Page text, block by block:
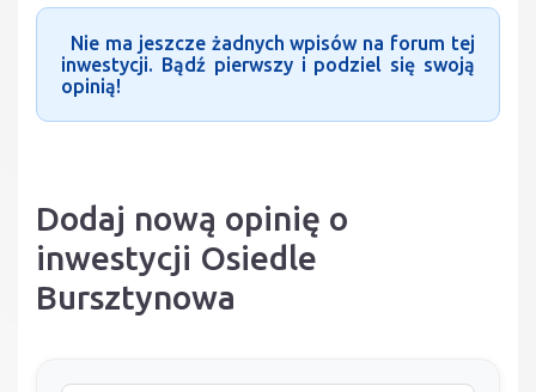
Nie ma jeszcze żadnych wpisów na forum tej
inwestycji. Bądź pierwszy i podziel się swoją
opinią!
Dodaj nową opinię o
inwestycji Osiedle
Bursztynowa